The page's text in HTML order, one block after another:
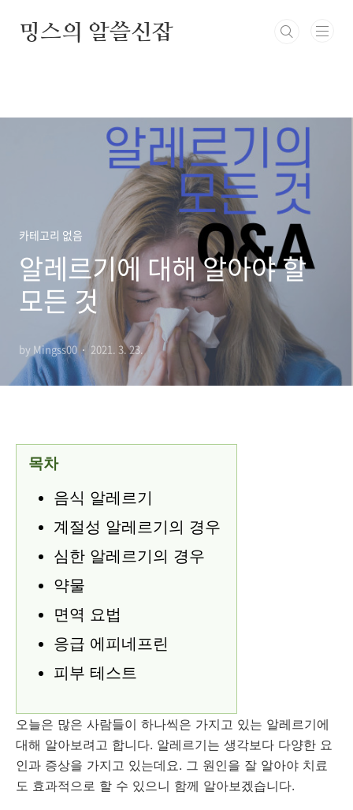
밍스의 알쓸신잡
카테고리 없음
알레르기에 대해 알아야 할
모든 것
by Mingss00 2021. 3. 23.
목차
음식 알레르기
계절성 알레르기의 경우
심한 알레르기의 경우
약물
면역 요법
응급 에피네프린
피부 테스트
오늘은 많은 사람들이 하나씩은 가지고 있는 알레르기에
대해 알아보려고 합니다. 알레르기는 생각보다 다양한 요
인과 증상을 가지고 있는데요. 그 원인을 잘 알아야 치료
도 효과적으로 할 수 있으니 함께 알아보겠습니다.